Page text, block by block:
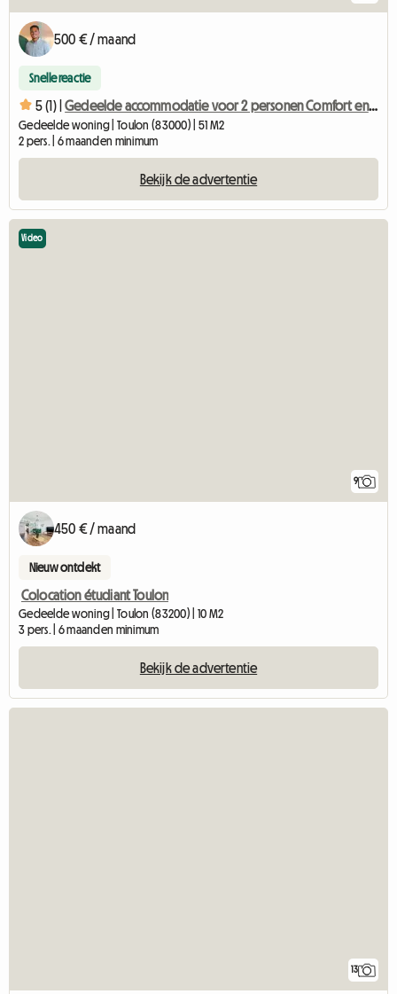
500 € / maand
Snelle reactie
5 (1) | Gedeelde accommodatie voor 2 personen Comfort en rust
Gedeelde woning | Toulon (83000) | 51 M2
2 pers. | 6 maanden minimum
Bekijk de advertentie
9
Video
450 € / maand
Nieuw ontdekt
Colocation étudiant Toulon
Gedeelde woning | Toulon (83200) | 10 M2
3 pers. | 6 maanden minimum
Bekijk de advertentie
13